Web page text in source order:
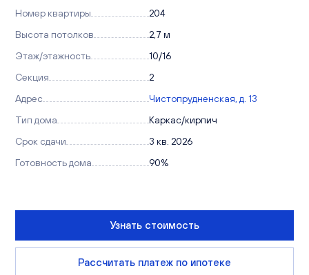
Номер квартиры
204
Высота потолков
2,7 м
Этаж/этажность
10/16
Секция
2
Адрес
Чистопрудненская, д. 13
Тип дома
Каркас/кирпич
Срок сдачи
3 кв. 2026
Готовность дома
90%
Узнать стоимость
Рассчитать платеж по ипотеке